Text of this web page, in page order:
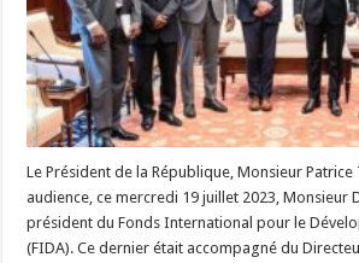
Le Président de la République, Monsieur Patrice
audience, ce mercredi 19 juillet 2023, Monsieur
président du Fonds International pour le
(FIDA). Ce dernier était accompagné du